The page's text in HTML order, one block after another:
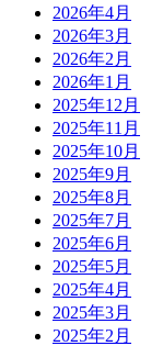
2026年4月
2026年3月
2026年2月
2026年1月
2025年12月
2025年11月
2025年10月
2025年9月
2025年8月
2025年7月
2025年6月
2025年5月
2025年4月
2025年3月
2025年2月